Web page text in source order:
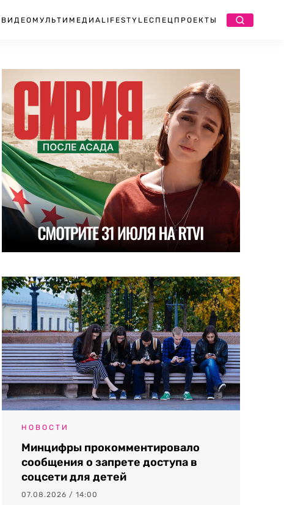
ВИДЕО МУЛЬТИМЕДИА LIFESTYLEСПЕЦПРОЕКТЫ
НОВОСТИ
Минцифры прокомментировало
сообщения о запрете доступа в
соцсети для детей
07.08.2026 / 14:00